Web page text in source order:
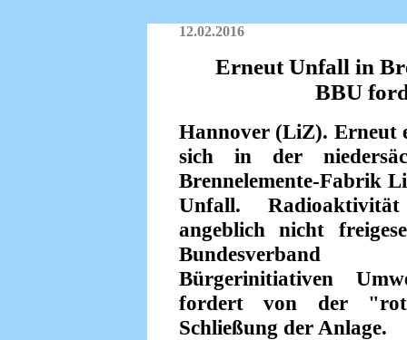
12.02.2016
Erneut Unfall in
BBU
Hannover (LiZ). Erneut
sich in der
Brennelemente-Fabrik
Unfall.
angeblich nicht
Bürgerinitiativen
fordert von der "rot-
Schließung der Anlage.